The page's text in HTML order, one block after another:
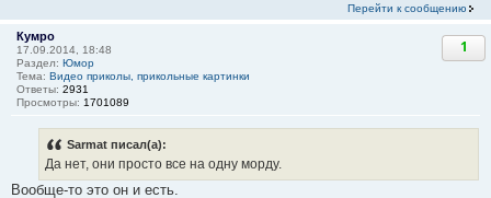
Перейти к сообщению
Кумро
17.09.2014, 18:48
Раздел: Юмор
Тема: Видео приколы, прикольные картинки
Ответы: 2931
Просмотры: 1701089
1
Sarmat писал(а):
Да нет, они просто все на одну морду.
Вообще-то это он и есть.